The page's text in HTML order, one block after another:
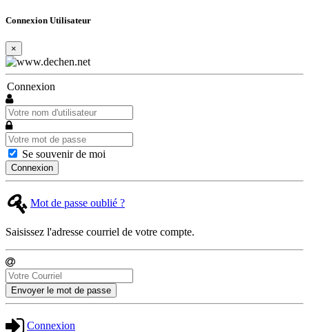
Connexion Utilisateur
×
Connexion
Se souvenir de moi
Connexion
Mot de passe oublié ?
Saisissez l'adresse courriel de votre compte.
Envoyer le mot de passe
Connexion